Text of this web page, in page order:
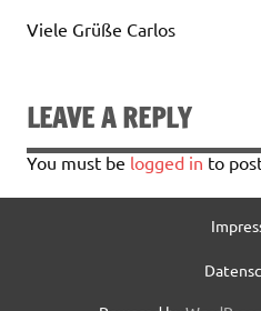
Viele Grüße Carlos
LEAVE A REPLY
You must be logged in to